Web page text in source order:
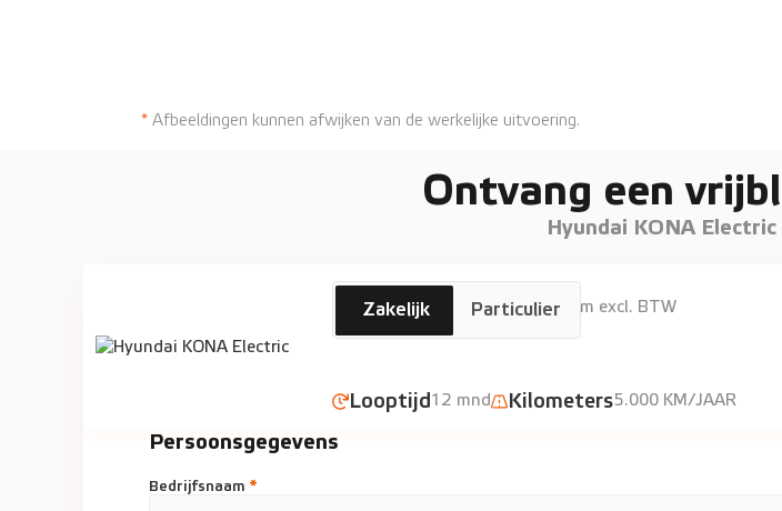
*Afbeeldingen kunnen afwijken van de werkelijke uitvoering.
Ontvang een
Hyundai KONA
Hyundai
KONA Electric
€920 p/m excl. BTW
Looptijd12 mnd Kilometers5.000 KM/JAAR
Zakelijk Particulier
Persoonsgegevens
Bedrijfsnaam *